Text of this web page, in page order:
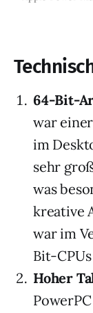
64-Bit-
war
im
sehr
was
kreative
war im
Bit-
Hoher